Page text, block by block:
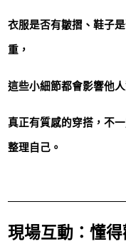
衣服是否有皺摺、鞋子
重，
這些小細節都會影響他
真正有質感的穿搭，不
整理自己。
現場互動：懂